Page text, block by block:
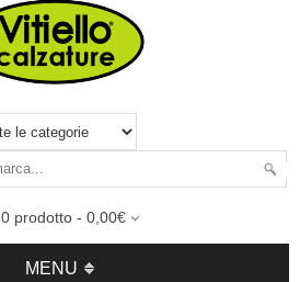
0 prodotto - 0,00€
MENU